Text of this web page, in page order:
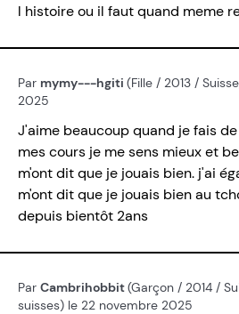
l histoire ou il faut quand meme
Par mymy---hgiti (Fille / 2013 /
2025
J'aime beaucoup quand je fais
mes cours je me sens mieux et
m'ont dit que je jouais bien. j'ai
m'ont dit que je jouais bien au
depuis bientôt 2ans
Par Cambrihobbit(Garçon / 2014 /
suisses) le 22 novembre 2025